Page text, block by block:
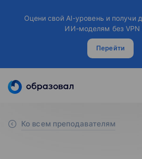
Оцени свой AI-уровень и получи
ИИ-моделям без VPN
Перейти
Ко всем преподавателям